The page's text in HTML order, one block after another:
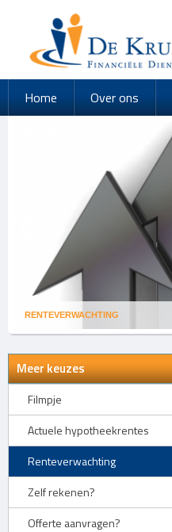
RENTEVERWACHTING
Home Over ons
Meer keuzes
Filmpje
Actuele hypotheekrentes
Renteverwachting
Zelf rekenen?
Offerte aanvragen?